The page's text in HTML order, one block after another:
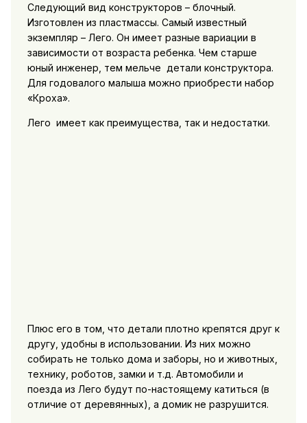
Следующий вид конструкторов – блочный.
Изготовлен из пластмассы. Самый известный
экземпляр – Лего. Он имеет разные вариации в
зависимости от возраста ребенка. Чем старше
юный инженер, тем мельче детали конструктора.
Для годовалого малыша можно приобрести набор
«Кроха».
Лего имеет как преимущества, так и недостатки.
Плюс его в том, что детали плотно крепятся друг к
другу, удобны в использовании. Из них можно
собирать не только дома и заборы, но и животных,
технику, роботов, замки и т.д. Автомобили и
поезда из Лего будут по-настоящему катиться (в
отличие от деревянных), а домик не разрушится.